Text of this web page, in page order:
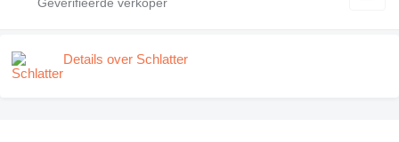
Details over Schlatter